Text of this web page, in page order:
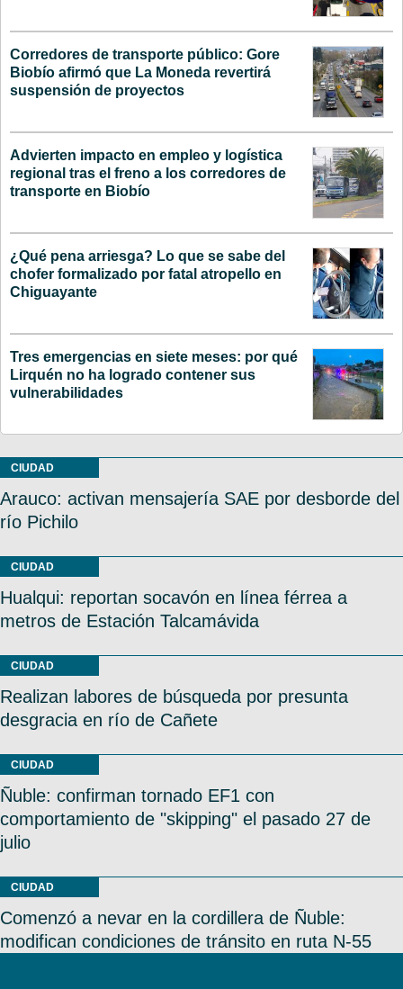
Corredores de transporte público: Gore
Biobío afirmó que La Moneda revertirá
suspensión de proyectos
Advierten impacto en empleo y logística
regional tras el freno a los corredores de
transporte en Biobío
¿Qué pena arriesga? Lo que se sabe del
chofer formalizado por fatal atropello en
Chiguayante
Tres emergencias en siete meses: por qué
Lirquén no ha logrado contener sus
vulnerabilidades
CIUDAD
Arauco: activan mensajería SAE por desborde del
río Pichilo
CIUDAD
Hualqui: reportan socavón en línea férrea a
metros de Estación Talcamávida
CIUDAD
Realizan labores de búsqueda por presunta
desgracia en río de Cañete
CIUDAD
Ñuble: confirman tornado EF1 con
comportamiento de "skipping" el pasado 27 de
julio
CIUDAD
Comenzó a nevar en la cordillera de Ñuble:
modifican condiciones de tránsito en ruta N-55